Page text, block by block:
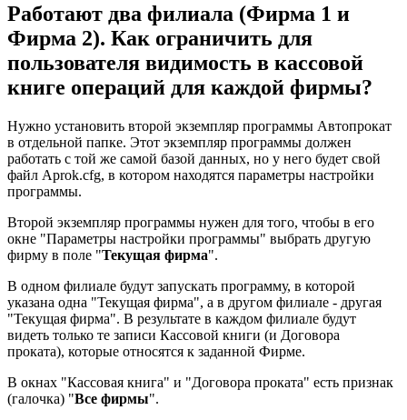
Работают два филиала (Фирма 1 и
Фирма 2). Как ограничить для
пользователя видимость в кассовой
книге операций для каждой фирмы?
Нужно установить второй экземпляр программы Автопрокат
в отдельной папке. Этот экземпляр программы должен
работать с той же самой базой данных, но у него будет свой
файл Aprok.cfg, в котором находятся параметры настройки
программы.
Второй экземпляр программы нужен для того, чтобы в его
окне "Параметры настройки программы" выбрать другую
фирму в поле "Текущая фирма".
В одном филиале будут запускать программу, в которой
указана одна "Текущая фирма", а в другом филиале - другая
"Текущая фирма". В результате в каждом филиале будут
видеть только те записи Кассовой книги (и Договора
проката), которые относятся к заданной Фирме.
В окнах "Кассовая книга" и "Договора проката" есть признак
(галочка) "Все фирмы".